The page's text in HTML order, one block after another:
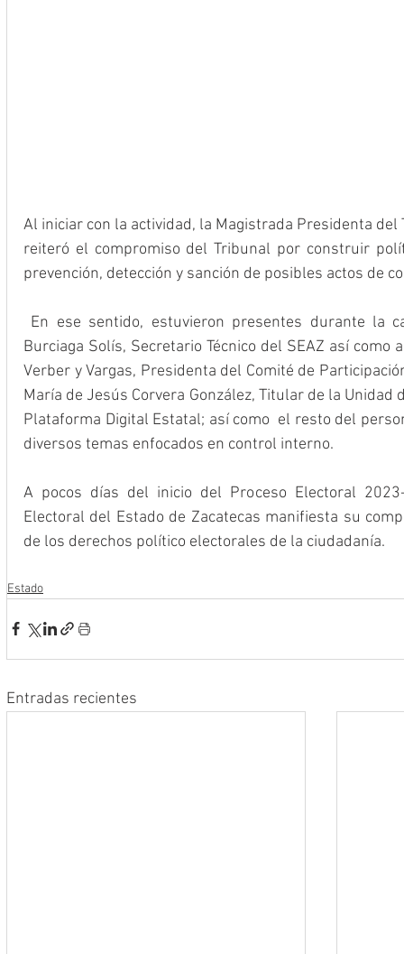
Al iniciar con la actividad, la Magistrada Presidenta del
reiteró el compromiso del Tribunal por construir
prevención, detección y sanción de posibles actos de
En ese sentido, estuvieron presentes durante la
Burciaga Solís, Secretario Técnico del SEAZ así como
Verber y Vargas, Presidenta del Comité de
María de Jesús Corvera González, Titular de la Unidad
Plataforma Digital Estatal; así como  el resto del
diversos temas enfocados en control interno.
A pocos días del inicio del Proceso Electoral
Electoral del Estado de Zacatecas manifiesta su
de los derechos político electorales de la ciudadanía.
Estado
Entradas recientes